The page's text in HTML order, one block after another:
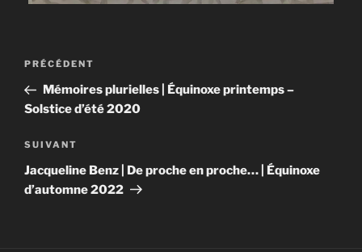
Navigation
l’article
Article
précédent
PRÉCÉDENT
Mémoires plurielles | Équinoxe printemps –
Solstice d’été 2020
Article
suivant
SUIVANT
Jacqueline Benz | De proche en proche… | Équinoxe
d’automne 2022